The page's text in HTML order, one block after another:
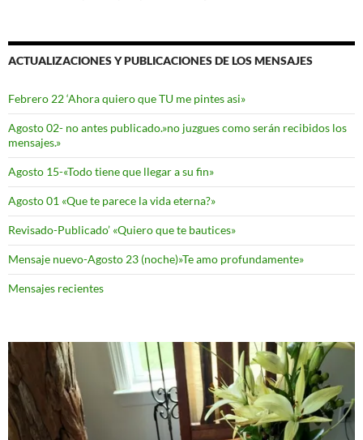
ACTUALIZACIONES Y PUBLICACIONES DE LOS MENSAJES
Febrero 22 ‘Ahora quiero que TU me pintes asi»
Agosto 02- no antes publicado.»no juzgues como serán recibidos los
mensajes.»
Agosto 15-«Todo tiene que llegar a su fin»
Agosto 01 «Que te parece la vida eterna?»
Revisado-Publicado’ «Quiero que te bautices»
Mensaje nuevo-Agosto 23 (noche)»Te amo profundamente»
Mensajes recientes